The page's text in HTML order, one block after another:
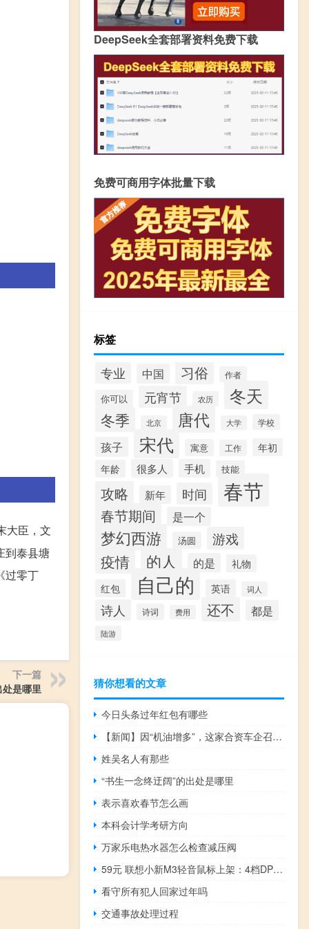
大臣，文
到泰县塘
过零丁
下一篇
处是哪里
DeepSeek全套部署资料免费下载
免费可商用字体批量下载
标签
专业 中国 习俗 作者
你可以 元宵节 农历 冬天
冬季 北京 唐代 大学 学校
孩子 宋代 寓意 工作
年初
年龄
很多人 手机 技能
攻略 新年 时间 春节
春节期间 是一个
梦幻西游 汤圆 游戏
疫情 的人 的是
礼物
红包
自己的 英语 词人
诗人 诗词 费用 还不 都是
陆游
猜你想看的文章
今日头条过年红包有哪些
【新闻】因“机油增多”，这家合资车企召回40万辆SUV_车家号_发现车生活
姓吴名人有那些
“书生一念终迂阔”的出处是哪里
表示喜欢春节怎么画
本科会计学考研方向
万家乐电热水器怎么检查减压阀
59元 联想小新M3轻音鼠标上架：4档DPI可调
看守所有犯人回家过年吗
交通事故处理过程